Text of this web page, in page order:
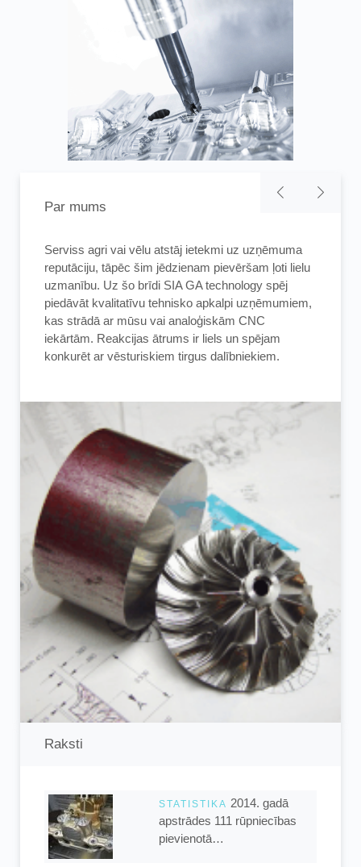
Par mums
Serviss agri vai vēlu atstāj ietekmi uz uzņēmuma
reputāciju, tāpēc šim jēdzienam pievēršam ļoti lielu
uzmanību. Uz šo brīdi SIA GA technology spēj
piedāvāt kvalitatīvu tehnisko apkalpi uzņēmumiem,
kas strādā ar mūsu vai analoģiskām CNC
iekārtām. Reakcijas ātrums ir liels un spējam
konkurēt ar vēsturiskiem tirgus dalībniekiem.
Serviss agri vai vēlu atstāj ietekmi uz uzņēmuma
reputāciju, tāpēc šim jēdzienam pievēršam ļoti lielu
uzmanību. Uz šo brīdi SIA GA technology spēj
piedāvāt kvalitatīvu tehnisko apkalpi uzņēmumiem,
kas strādā ar mūsu vai analoģiskām CNC
iekārtām. Reakcijas ātrums ir liels un spējam
konkurēt ar vēsturiskiem tirgus dalībniekiem.
Mūsu kompānija piedāvā iespēju ar mums
sazināties visu cauru dienakti. Lēmumu par
reakcijas laiku mēs pieņemam kopā. Ja ir iemesli
šādai dinamiskai reakcijai, mēs to darām. Tas
attiecas uz uzņēmumiem tikai Latvijas teritorijā.
Klienti , kas atrodas ārpus Latvijas teritorijas, var
saņemt tikai telefonisku konsultāciju.
Raksti
STATISTIKA 2014. gadā
apstrādes 111 rūpniecības
pievienotā…